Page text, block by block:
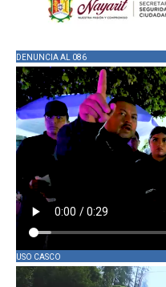
DENUNCIA AL 086
USO CASCO